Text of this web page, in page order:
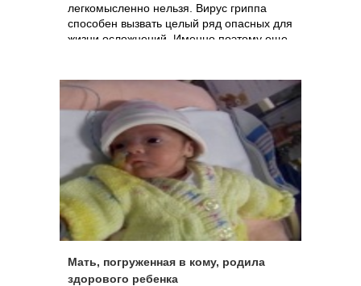
легкомысленно нельзя. Вирус гриппа
способен вызвать целый ряд опасных для
жизни осложнений. Именно поэтому еще
Мать, погруженная в кому, родила
здорового ребенка